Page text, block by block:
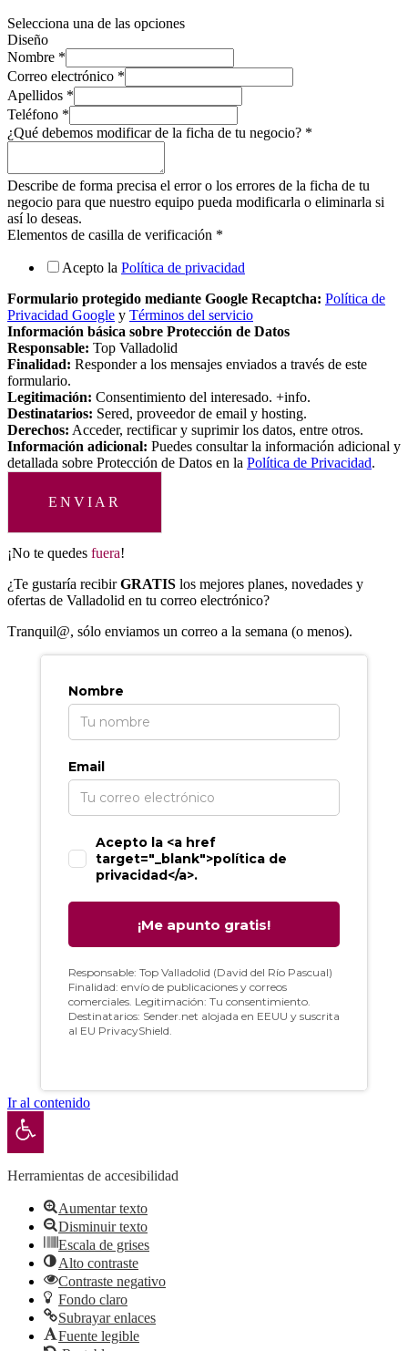
Selecciona una de las opciones
Diseño
Nombre *
Correo electrónico *
Apellidos *
Teléfono *
¿Qué debemos modificar de la ficha de tu negocio? *
Describe de forma precisa el error o los errores de la ficha de tu
negocio para que nuestro equipo pueda modificarla o eliminarla si
así lo deseas.
Elementos de casilla de verificación *
Acepto la Política de privacidad
Formulario protegido mediante Google Recaptcha: Política de
Privacidad Google y Términos del servicio
Información básica sobre Protección de Datos
Responsable: Top Valladolid
Finalidad: Responder a los mensajes enviados a través de este
formulario.
Legitimación: Consentimiento del interesado. +info.
Destinatarios: Sered, proveedor de email y hosting.
Derechos: Acceder, rectificar y suprimir los datos, entre otros.
Información adicional: Puedes consultar la información adicional y
detallada sobre Protección de Datos en la Política de Privacidad.
ENVIAR
¡No te quedes fuera!
¿Te gustaría recibirGRATIS los mejores planes, novedades y
ofertas de Valladolid en tu correo electrónico?
Tranquil@, sólo enviamos un correo a la semana (o menos).
Ir al contenido
Abrir barra de herramientas
Herramientas de accesibilidad
Aumentar texto
Disminuir texto
Escala de grises
Alto contraste
Contraste negativo
Fondo claro
Subrayar enlaces
Fuente legible